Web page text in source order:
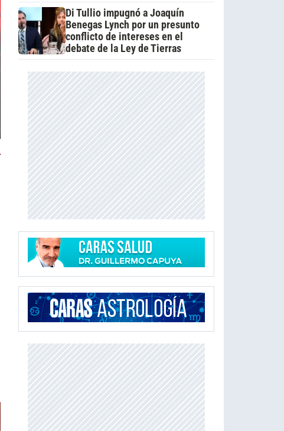
Di Tullio impugnó a Joaquín
Benegas Lynch por un presunto
conflicto de intereses en el
debate de la Ley de Tierras